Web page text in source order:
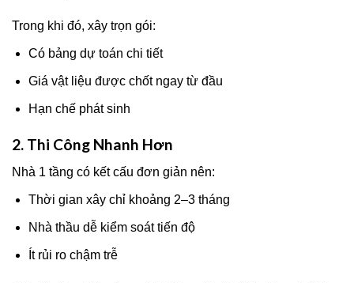
Trong khi đó, xây trọn gói:
Có bảng dự toán chi tiết
Giá vật liệu được chốt ngay từ đầu
Hạn chế phát sinh
2. Thi Công Nhanh Hơn
Nhà 1 tầng có kết cấu đơn giản nên:
Thời gian xây chỉ khoảng 2–3 tháng
Nhà thầu dễ kiểm soát tiến độ
Ít rủi ro chậm trễ